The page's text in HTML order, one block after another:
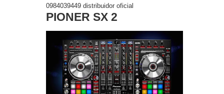
0984039449 distribuidor oficial
PIONER SX 2